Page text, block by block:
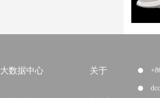
大数据中心 关于